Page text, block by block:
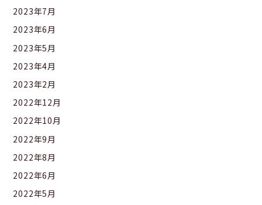
2023年7月
2023年6月
2023年5月
2023年4月
2023年2月
2022年12月
2022年10月
2022年9月
2022年8月
2022年6月
2022年5月